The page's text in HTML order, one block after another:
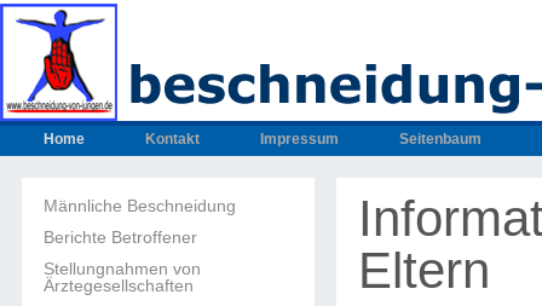
Home Kontakt Impressum Seitenbaum
Männliche Beschneidung
Berichte Betroffener
Stellungnahmen von
Ärztegesellschaften
Eltern